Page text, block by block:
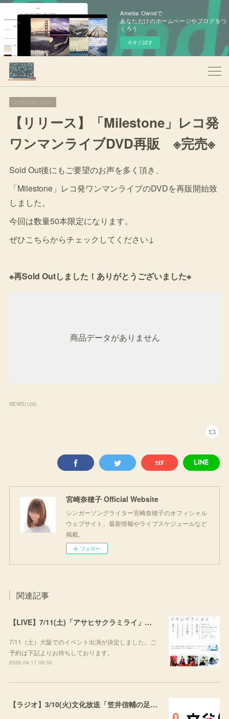
Ameba Owndで
あなただけのホームページやブログをつ
くろう
今すぐ試す
2018.01.20 13:00
【リリース】「Milestone」レコ発
ワンマンライブDVD再販 ※完売※
Sold Out後にもご要望のお声を多く頂き、
「Milestone」レコ発ワンマンライブのDVDを再販開始致
しました。
今回は数量50本限定になります。
ぜひこちらからチェックしてください↓
※再Sold Outしました！ありがとうございました※
商品データがありません
NEWS(126)
宮崎奈穂子 Official Website
シンガーソングライター宮崎奈穂子のオフィシャル
ウェブサイト。最新情報やライブスケジュールなど
掲載。
フォロー
関連記事
【LIVE】7/11(土)「アサヒサクラミライ」出演
7/11（土）大阪でのイベント出演が決定しました。ご
予約は下記よりお待ちしております。
2026.04.17 09:30
【ラジオ】3/10(火)文化放送「笠井信輔の足し算ラジオ」にて楽曲をご紹介いただきました